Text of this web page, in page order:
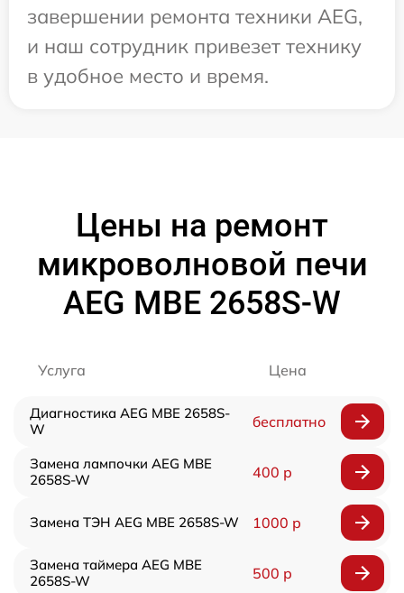
завершении ремонта техники AEG,
и наш сотрудник привезет технику
в удобное место и время.
Цены на ремонт
микроволновой печи
AEG MBE 2658S-W
Услуга Цена
Диагностика AEG MBE 2658S-
W
бесплатно
Замена лампочки AEG MBE
2658S-W
400 р
Замена ТЭН AEG MBE 2658S-W 1000 р
Замена таймера AEG MBE
2658S-W
500 р